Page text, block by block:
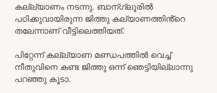
കല്ല്യാണം നടന്നു. ബാന്ഗ്ലൂരിൽ
പഠിക്കുവായിരുന്ന ജിത്തു കല്യാണത്തിൻ്റെ
തലേന്നാണ് വീട്ടിലെത്തിയത്.
പിറ്റേന്ന് കല്ല്യാണ മണ്ഡപത്തിൽ വെച്ച്
നീതുവിനെ കണ്ട ജിത്തു ഒന്ന് ഞെട്ടിയില്ലാന്നു
പറഞ്ഞു കൂടാ.